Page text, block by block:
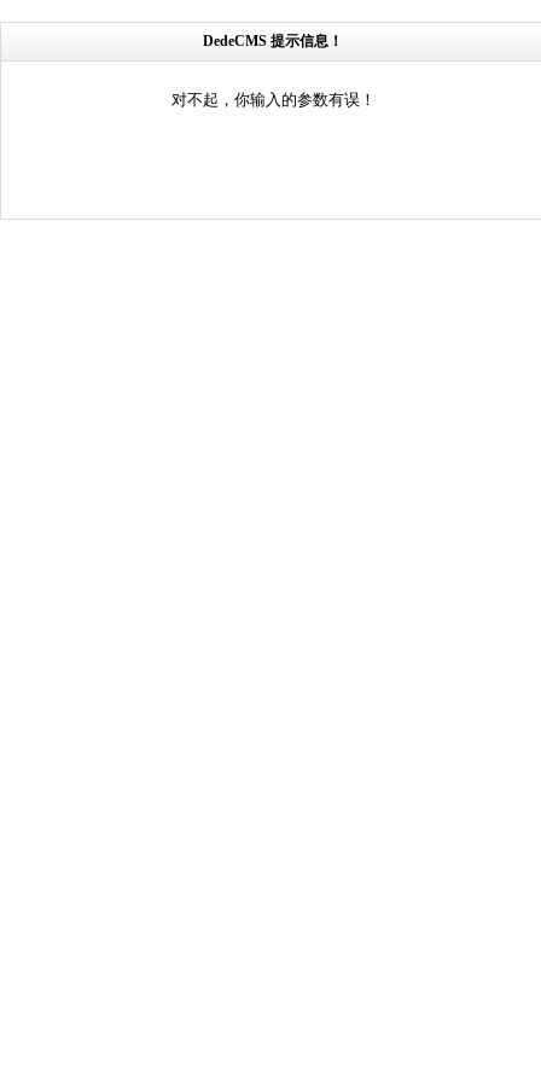
DedeCMS 提示信息！
对不起，你输入的参数有误！